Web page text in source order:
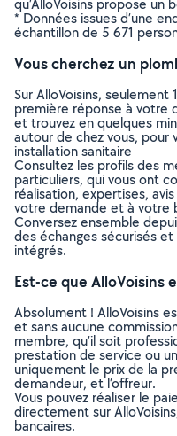
qu’AlloVoisins propose
* Données issues d’une
échantillon de 5 671
Vous cherchez un
Sur AlloVoisins,
première réponse à votre
et trouvez en quelques
autour de chez vous,
installation sanitaire
Consultez les profils des
particuliers, qui vous ont
réalisation, expertises,
votre demande et à votre
Conversez ensemble
des échanges sécurisés
intégrés.
Est-ce que AlloVoisins
Absolument ! AlloVoisins
et sans aucune
membre, qu’il soit
prestation de service ou
uniquement le prix de la
demandeur, et l’offreur.
Vous pouvez réaliser le
directement sur
bancaires.